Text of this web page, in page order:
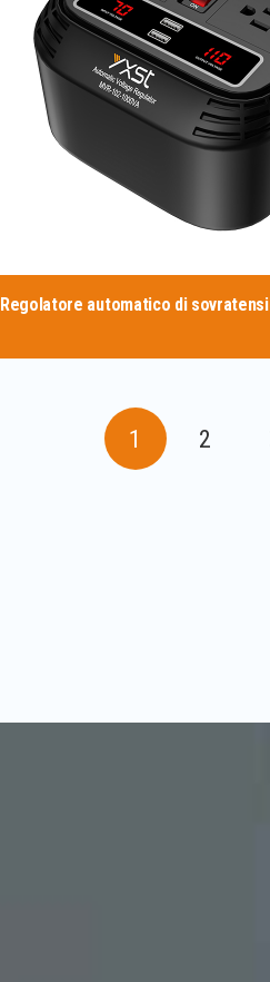
Regolatore automatico di
1 2